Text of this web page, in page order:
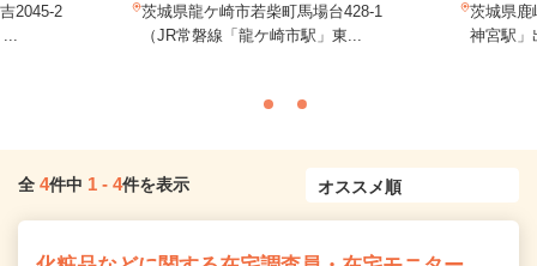
2045-2
茨城県龍ケ崎市若柴町馬場台428-1
（JR常磐線「龍ケ崎市駅」東...
茨城県鹿
神宮駅」
全 4件中 1 - 4件を表示